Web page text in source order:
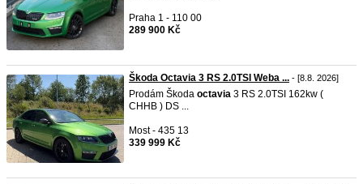
Praha 1 - 110 00
289 900 Kč
Škoda Octavia 3 RS 2.0TSI Weba ... - [8.8. 2026]
Prodám Škoda octavia 3 RS 2.0TSI 162kw (
CHHB ) DS ...
Most - 435 13
339 999 Kč